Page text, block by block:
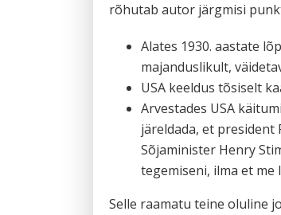
rõhutab autor järgmisi
Alates 1930. aastate
majanduslikult,
USA keeldus tõsiselt
Arvestades USA
järeldada, et president
Sõjaminister Henry
tegemiseni, ilma et me
Selle raamatu teine oluline